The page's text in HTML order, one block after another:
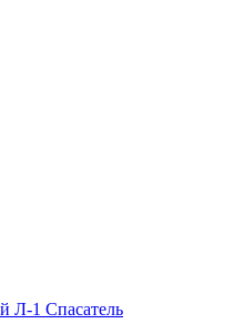
Л-1 Спасатель